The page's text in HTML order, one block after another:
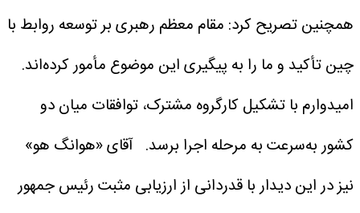
همچنین تصریح کرد: مقام معظم رهبری بر توسعه روابط با
چین تأکید و ما را به پیگیری این موضوع مأمور کرده‌اند.
امیدوارم با تشکیل کارگروه مشترک، توافقات میان دو
کشور به‌سرعت به مرحله اجرا برسد. آقای «هوانگ هو»
نیز در این دیدار با قدردانی از ارزیابی مثبت رئیس جمهور